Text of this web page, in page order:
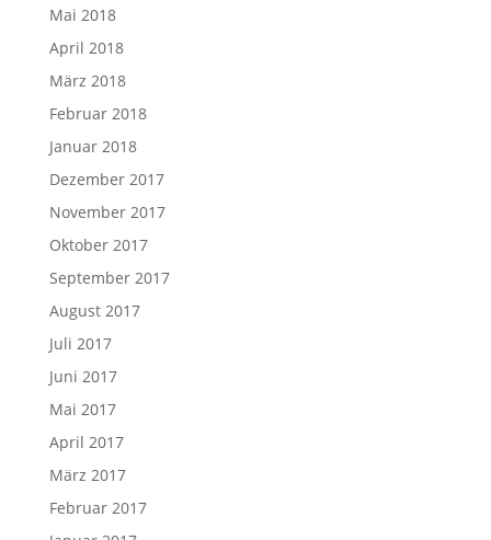
Mai 2018
April 2018
März 2018
Februar 2018
Januar 2018
Dezember 2017
November 2017
Oktober 2017
September 2017
August 2017
Juli 2017
Juni 2017
Mai 2017
April 2017
März 2017
Februar 2017